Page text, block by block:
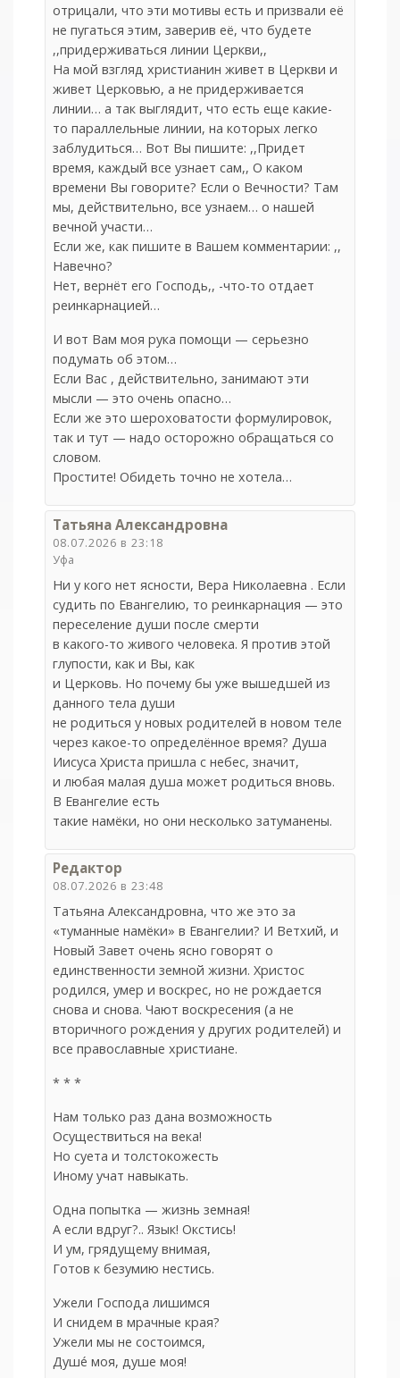
отрицали, что эти мотивы есть и призвали её
не пугаться этим, заверив её, что будете
,,придерживаться линии Церкви,,
На мой взгляд христианин живет в Церкви и
живет Церковью, а не придерживается
линии… а так выглядит, что есть еще какие-
то параллельные линии, на которых легко
заблудиться… Вот Вы пишите: ,,Придет
время, каждый все узнает сам,, О каком
времени Вы говорите? Если о Вечности? Там
мы, действительно, все узнаем… о нашей
вечной участи…
Если же, как пишите в Вашем комментарии: ,,
Навечно?
Нет, вернёт его Господь,, -что-то отдает
реинкарнацией…
И вот Вам моя рука помощи — серьезно
подумать об этом…
Если Вас , действительно, занимают эти
мысли — это очень опасно…
Если же это шероховатости формулировок,
так и тут — надо осторожно обращаться со
словом.
Простите! Обидеть точно не хотела…
Татьяна Александровна
08.07.2026 в 23:18
Уфа
Ни у кого нет ясности, Вера Николаевна . Если
судить по Евангелию, то реинкарнация — это
переселение души после смерти
в какого-то живого человека. Я против этой
глупости, как и Вы, как
и Церковь. Но почему бы уже вышедшей из
данного тела души
не родиться у новых родителей в новом теле
через какое-то определённое время? Душа
Иисуса Христа пришла с небес, значит,
и любая малая душа может родиться вновь.
В Евангелие есть
такие намёки, но они несколько затуманены.
Редактор
08.07.2026 в 23:48
Татьяна Александровна, что же это за
«туманные намёки» в Евангелии? И Ветхий, и
Новый Завет очень ясно говорят о
единственности земной жизни. Христос
родился, умер и воскрес, но не рождается
снова и снова. Чают воскресения (а не
вторичного рождения у других родителей) и
все православные христиане.
* * *
Нам только раз дана возможность
Осуществиться на века!
Но суета и толстокожесть
Иному учат навыкать.
Одна попытка — жизнь земная!
А если вдруг?.. Язык! Окстись!
И ум, грядущему внимая,
Готов к безумию нестись.
Ужели Господа лишимся
И снидем в мрачные края?
Ужели мы не состоимся,
Душé моя, душе моя!